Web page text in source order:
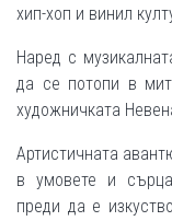
хип-хоп и винил
Наред с
да се потопи в
художничката
Артистичната
в умовете и
преди да е